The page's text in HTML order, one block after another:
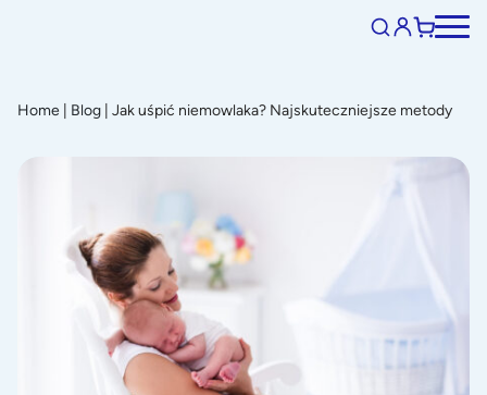
Home Blog Jak uśpić niemowlaka? Najskuteczniejsze metody